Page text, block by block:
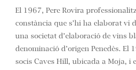
El 1967, Pere Rovira
constància que s’hi ha elaborat vi
una societat d’elaboració de vins
denominació d’origen Penedès. El
socis Caves Hill, ubicada a Moja, i